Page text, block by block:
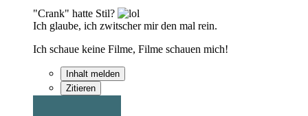
"Crank" hatte Stil?
Ich glaube, ich zwitscher mir den mal rein.
Ich schaue keine Filme, Filme schauen mich!
Inhalt melden
Zitieren